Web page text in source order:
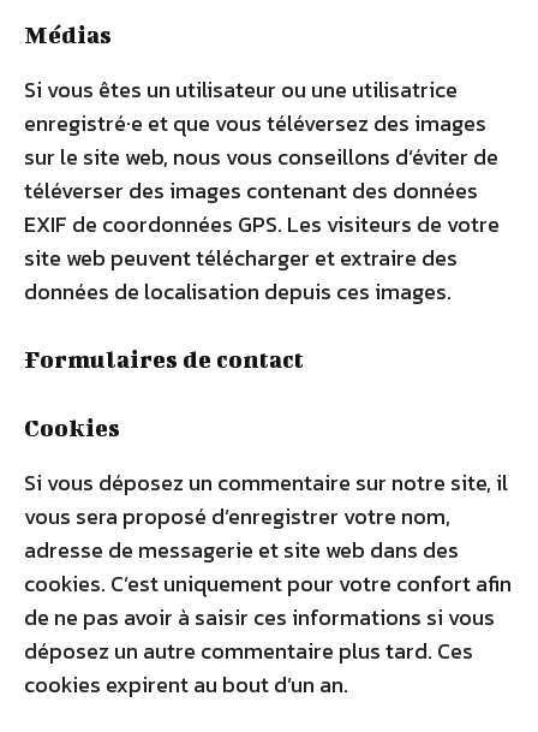
Médias
Si vous êtes un utilisateur ou une utilisatrice
enregistré·e et que vous téléversez des images
sur le site web, nous vous conseillons d’éviter de
téléverser des images contenant des données
EXIF de coordonnées GPS. Les visiteurs de votre
site web peuvent télécharger et extraire des
données de localisation depuis ces images.
Formulaires de contact
Cookies
Si vous déposez un commentaire sur notre site, il
vous sera proposé d’enregistrer votre nom,
adresse de messagerie et site web dans des
cookies. C’est uniquement pour votre confort afin
de ne pas avoir à saisir ces informations si vous
déposez un autre commentaire plus tard. Ces
cookies expirent au bout d’un an.